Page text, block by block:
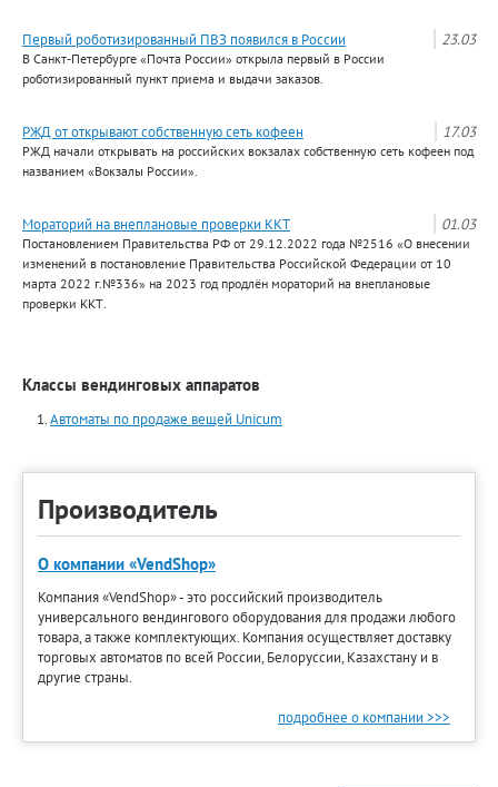
23.03
Первый роботизированный ПВЗ появился в России
В Санкт-Петербурге «Почта России» открыла первый в России
роботизированный пункт приема и выдачи заказов.
17.03
РЖД от открывают собственную сеть кофеен
РЖД начали открывать на российских вокзалах собственную сеть кофеен под
названием «Вокзалы России».
01.03
Мораторий на внеплановые проверки ККТ
Постановлением Правительства РФ от 29.12.2022 года №2516 «О внесении
изменений в постановление Правительства Российской Федерации от 10
марта 2022 г.№336» на 2023 год продлён мораторий на внеплановые
проверки ККТ.
Классы вендинговых аппаратов
Автоматы по продаже вещей Unicum
Производитель
О компании «VendShop»
Компания «VendShop» - это российский производитель
универсального вендингового оборудования для продажи любого
товара, а также комплектующих. Компания осуществляет доставку
торговых автоматов по всей России, Белоруссии, Казахстану и в
другие страны.
подробнее о компании >>>